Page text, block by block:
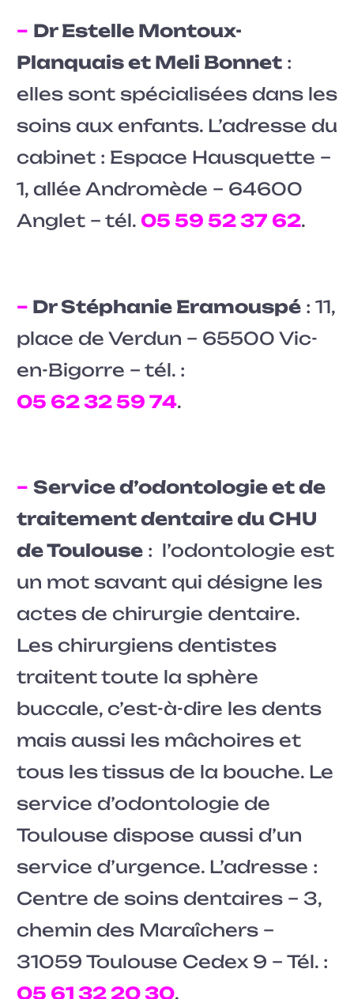
– Dr Estelle Montoux-
Planquais et Meli Bonnet :
elles sont spécialisées dans les
soins aux enfants. L’adresse du
cabinet : Espace Hausquette –
1, allée Andromède – 64600
Anglet – tél. 05 59 52 37 62.
– Dr Stéphanie Eramouspé : 11,
place de Verdun – 65500 Vic-
en-Bigorre – tél. :
05 62 32 59 74.
– Service d’odontologie et de
traitement dentaire du CHU
de Toulouse : l’odontologie est
un mot savant qui désigne les
actes de chirurgie dentaire.
Les chirurgiens dentistes
traitent toute la sphère
buccale, c’est-à-dire les dents
mais aussi les mâchoires et
tous les tissus de la bouche. Le
service d’odontologie de
Toulouse dispose aussi d’un
service d’urgence. L’adresse :
Centre de soins dentaires – 3,
chemin des Maraîchers –
31059 Toulouse Cedex 9 – Tél. :
05 61 32 20 30.